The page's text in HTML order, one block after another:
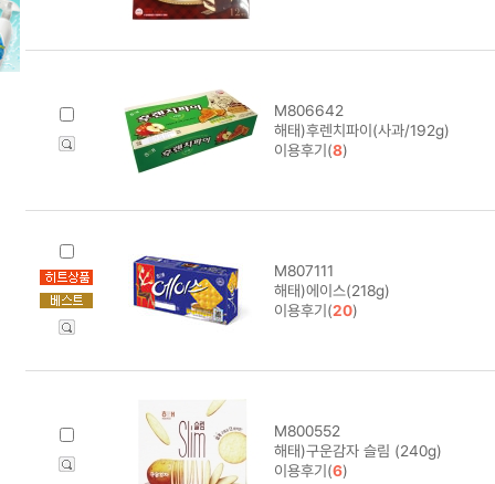
M806642
해태)후렌치파이(사과/192g)
이용후기(8)
M807111
해태)에이스(218g)
이용후기(20)
M800552
해태)구운감자 슬림 (240g)
이용후기(6)